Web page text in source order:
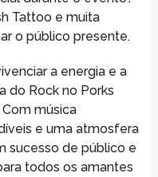
Tattoo e muita
o público presente.
a energia e a
do Rock no Porks
música
e uma atmosfera
sucesso de público e
todos os amantes